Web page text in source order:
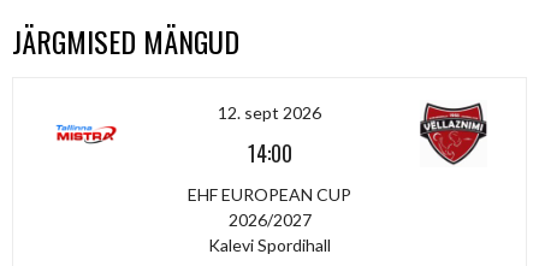
JÄRGMISED MÄNGUD
12. sept 2026
14:00
EHF EUROPEAN CUP
2026/2027
Kalevi Spordihall